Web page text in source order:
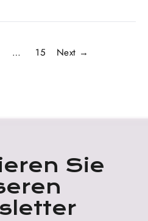
… 15 Next →
Sie